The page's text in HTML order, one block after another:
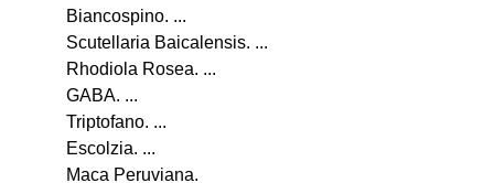
Biancospino. ...
Scutellaria Baicalensis. ...
Rhodiola Rosea. ...
GABA. ...
Triptofano. ...
Escolzia. ...
Maca Peruviana.